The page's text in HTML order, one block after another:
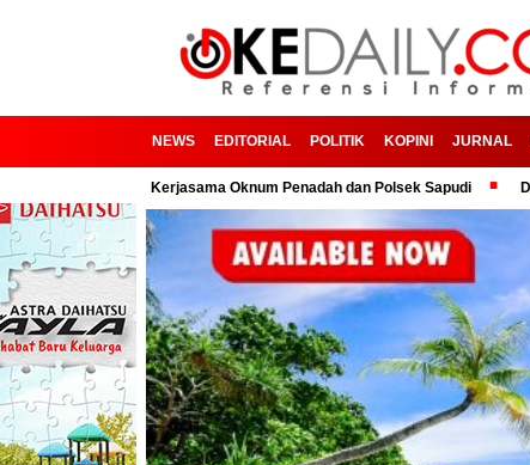
NEWS EDITORIAL POLITIK KOPINI JURNAL
Kerjasama Oknum Penadah dan Polsek Sapudi Dilema Tafsir